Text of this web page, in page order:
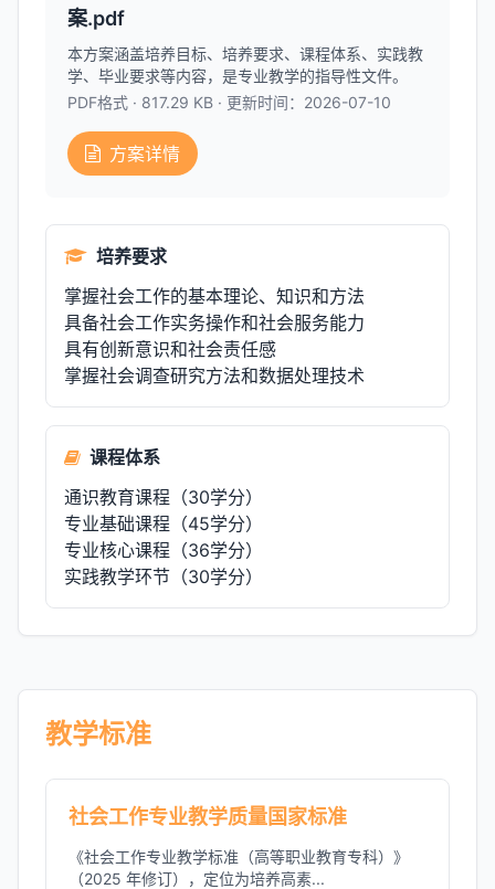
案.pdf
本方案涵盖培养目标、培养要求、课程体系、实践教
学、毕业要求等内容，是专业教学的指导性文件。
PDF格式 · 817.29 KB · 更新时间：2026-07-10
方案详情
培养要求
掌握社会工作的基本理论、知识和方法
具备社会工作实务操作和社会服务能力
具有创新意识和社会责任感
掌握社会调查研究方法和数据处理技术
课程体系
通识教育课程（30学分）
专业基础课程（45学分）
专业核心课程（36学分）
实践教学环节（30学分）
教学标准
社会工作专业教学质量国家标准
《社会工作专业教学标准（高等职业教育专科）》
（2025 年修订），定位为培养高素...